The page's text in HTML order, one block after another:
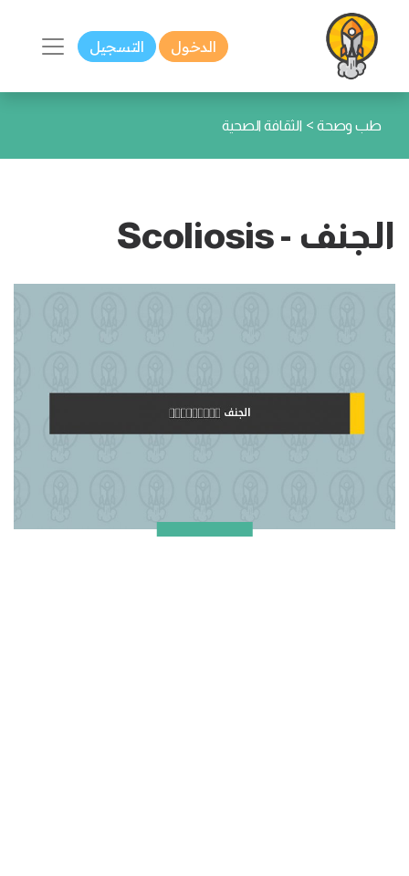
الدخول التسجيل
طب وصحة > الثقافة الصحية
الجنف - Scoliosis